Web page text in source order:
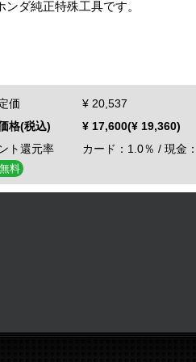
ダ純正特殊工具です。
価
¥ 20,537
格(税込)
¥ 17,600(¥ 19,360)
ト還元率
カード：1.0％ / 現金
料